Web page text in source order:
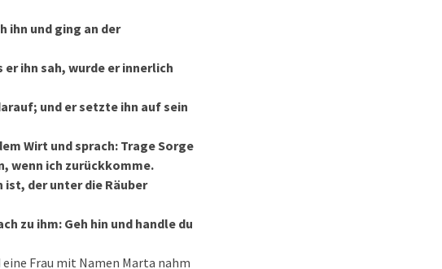
ihn und ging an der
er ihn sah, wurde er innerlich
und er setzte ihn auf sein
Wirt und sprach: Trage Sorge
wenn ich zurückkomme.
ist, der unter die Räuber
zu ihm: Geh hin und handle du
eine Frau mit Namen Marta nahm